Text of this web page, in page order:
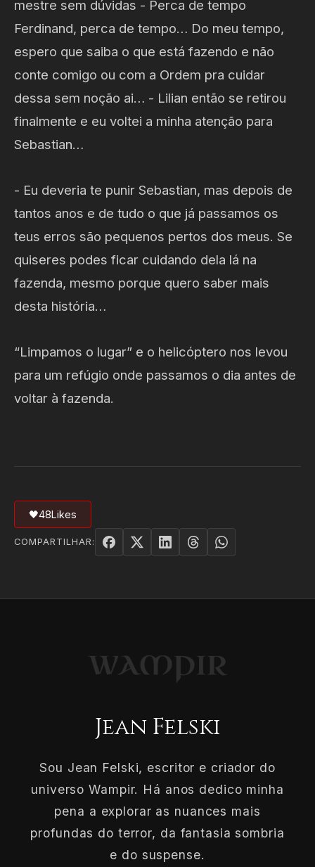
mestre sem dúvidas - Perca de tempo
Ferdinand, perca de tempo… Do meu tempo,
espero que saiba o que está fazendo e não
conte comigo ou com a Ordem pra cuidar
dessa sem noção ai… - Lilian então se retirou
finalmente e eu voltei a minha atenção para
Sebastian…
- Eu deveria te punir Sebastian, mas depois de
tantos anos e de tudo o que já passamos os
teus erros são pequenos pertos dos meus. Se
quiseres podes ficar cuidando dela lá na
fazenda, mesmo porque quero saber mais
desta história…
“Limpamos o lugar” e o helicóptero nos levou
para um refúgio onde passamos o dia antes de
voltar à fazenda.
🖤48Likes
COMPARTILHAR:
Jean Felski
Sou Jean Felski, escritor e criador do
universo Wampir. Há anos dedico minha
pena a explorar as nuances mais
profundas do terror, da fantasia sombria
e do suspense.